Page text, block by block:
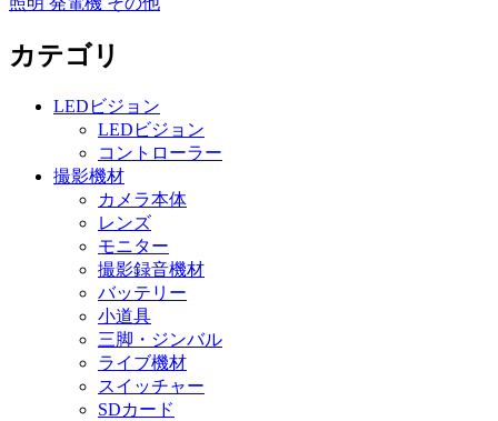
カテゴリ
LEDビジョン
LEDビジョン
コントローラー
撮影機材
カメラ本体
レンズ
モニター
撮影録音機材
バッテリー
小道具
三脚・ジンバル
ライブ機材
スイッチャー
SDカード